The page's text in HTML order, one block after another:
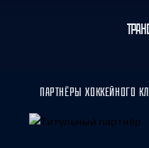
ПАРТНЁРЫ ХОККЕЙНОГО